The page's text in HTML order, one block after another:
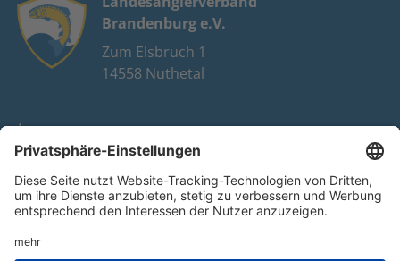
Brandenburg e.V.
Zum Elsbruch 1
14558 Nuthetal
Impressum
Datenschutz
FAQ